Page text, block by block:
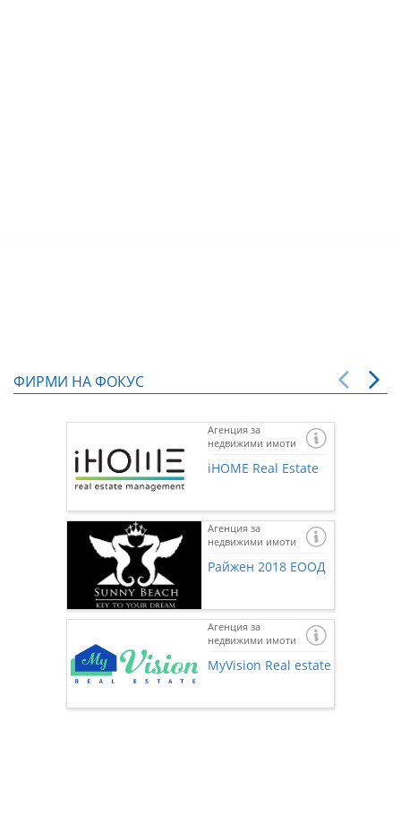
ФИРМИ НА ФОКУС
Агенция за
недвижими имоти
iHOME Real Estate
Агенция за
недвижими имоти
Райжен 2018 ЕООД
Агенция за
недвижими имоти
MyVision Real estate